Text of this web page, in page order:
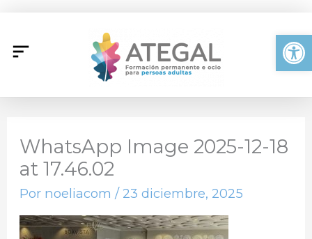
contenido
WhatsApp Image 2025-12-18
at 17.46.02
Por noeliacom/ 23 diciembre, 2025